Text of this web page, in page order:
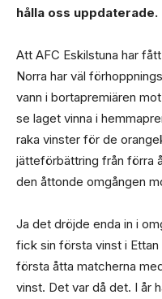
hålla oss uppdaterade.
Att AFC Eskilstuna har
Norra har väl
vann i bortapremiären
se laget vinna i
raka vinster för de
jätteförbättring från förra
den åttonde omgången
Ja det dröjde enda in i
fick sin första vinst i
första åtta matcherna
vinst. Det var då det. I år